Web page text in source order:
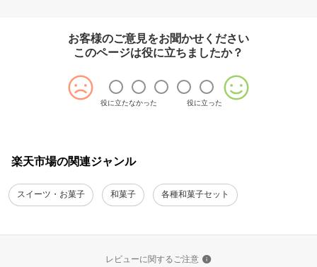
お客様のご意見をお聞かせください
このページは役に立ちましたか？
役に立たなかった 役に立った
楽天市場の関連ジャンル
スイーツ・お菓子 和菓子 各種和菓子セット
レビューに関するご注意